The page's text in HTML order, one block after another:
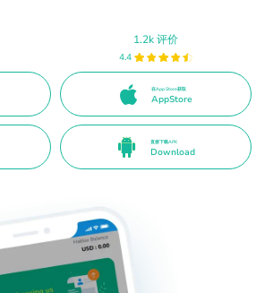
1.2k 评价
4.4
在App Store获取
AppStore
直接下载APK
Download